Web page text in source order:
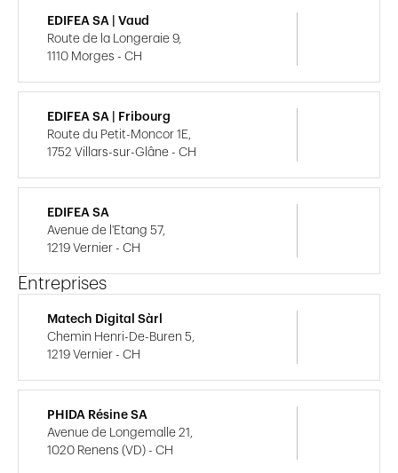
EDIFEA SA | Vaud
Route de la Longeraie 9,
1110 Morges - CH
EDIFEA SA | Fribourg
Route du Petit-Moncor 1E,
1752 Villars-sur-Glâne - CH
EDIFEA SA
Avenue de l'Etang 57,
1219 Vernier - CH
Entreprises
Matech Digital Sàrl
Chemin Henri-De-Buren 5,
1219 Vernier - CH
PHIDA Résine SA
Avenue de Longemalle 21,
1020 Renens (VD) - CH